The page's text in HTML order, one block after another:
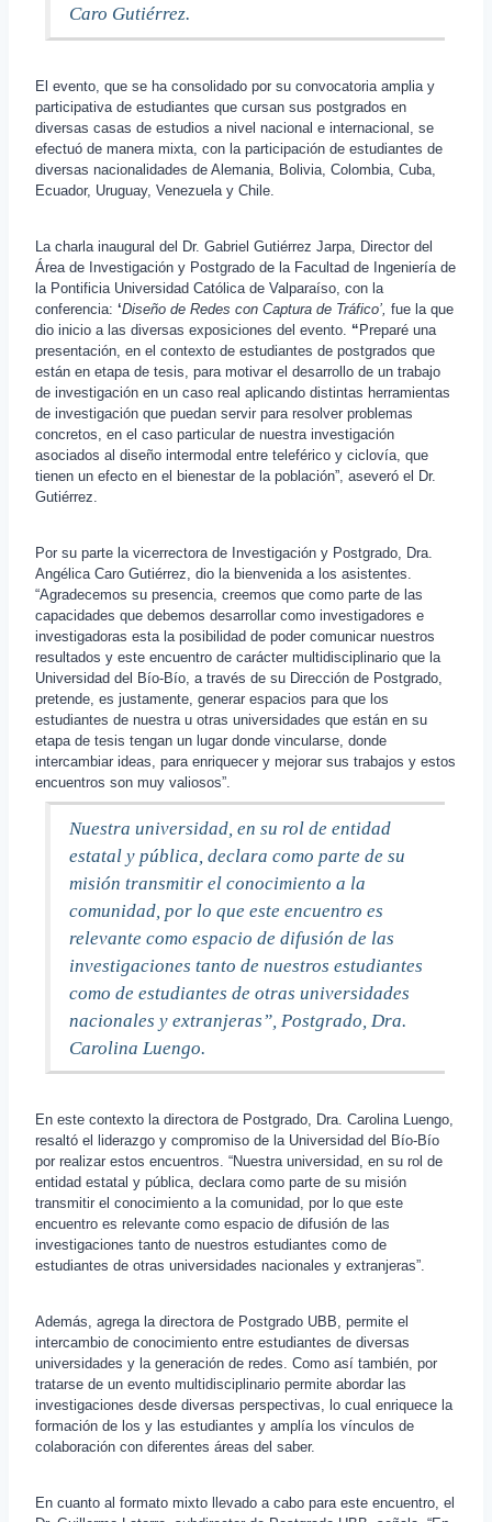
Caro Gutiérrez.
El evento, que se ha consolidado por su convocatoria amplia y
participativa de estudiantes que cursan sus postgrados en
diversas casas de estudios a nivel nacional e internacional, se
efectuó de manera mixta, con la participación de estudiantes de
diversas nacionalidades de Alemania, Bolivia, Colombia, Cuba,
Ecuador, Uruguay, Venezuela y Chile.
La charla inaugural del Dr. Gabriel Gutiérrez Jarpa, Director del
Área de Investigación y Postgrado de la Facultad de Ingeniería de
la Pontificia Universidad Católica de Valparaíso, con la
conferencia: ‘Diseño de Redes con Captura de Tráfico’, fue la que
dio inicio a las diversas exposiciones del evento. “ Preparé una
presentación, en el contexto de estudiantes de postgrados que
están en etapa de tesis, para motivar el desarrollo de un trabajo
de investigación en un caso real aplicando distintas herramientas
de investigación que puedan servir para resolver problemas
concretos, en el caso particular de nuestra investigación
asociados al diseño intermodal entre teleférico y ciclovía, que
tienen un efecto en el bienestar de la población”, aseveró el Dr.
Gutiérrez.
Por su parte la vicerrectora de Investigación y Postgrado, Dra.
Angélica Caro Gutiérrez, dio la bienvenida a los asistentes.
“Agradecemos su presencia, creemos que como parte de las
capacidades que debemos desarrollar como investigadores e
investigadoras esta la posibilidad de poder comunicar nuestros
resultados y este encuentro de carácter multidisciplinario que la
Universidad del Bío-Bío, a través de su Dirección de Postgrado,
pretende, es justamente, generar espacios para que los
estudiantes de nuestra u otras universidades que están en su
etapa de tesis tengan un lugar donde vincularse, donde
intercambiar ideas, para enriquecer y mejorar sus trabajos y estos
encuentros son muy valiosos”.
Nuestra universidad, en su rol de entidad
estatal y pública, declara como parte de su
misión transmitir el conocimiento a la
comunidad, por lo que este encuentro es
relevante como espacio de difusión de las
investigaciones tanto de nuestros estudiantes
como de estudiantes de otras universidades
nacionales y extranjeras”, Postgrado, Dra.
Carolina Luengo.
En este contexto la directora de Postgrado, Dra. Carolina Luengo,
resaltó el liderazgo y compromiso de la Universidad del Bío-Bío
por realizar estos encuentros. “Nuestra universidad, en su rol de
entidad estatal y pública, declara como parte de su misión
transmitir el conocimiento a la comunidad, por lo que este
encuentro es relevante como espacio de difusión de las
investigaciones tanto de nuestros estudiantes como de
estudiantes de otras universidades nacionales y extranjeras”.
Además, agrega la directora de Postgrado UBB, permite el
intercambio de conocimiento entre estudiantes de diversas
universidades y la generación de redes. Como así también, por
tratarse de un evento multidisciplinario permite abordar las
investigaciones desde diversas perspectivas, lo cual enriquece la
formación de los y las estudiantes y amplía los vínculos de
colaboración con diferentes áreas del saber.
En cuanto al formato mixto llevado a cabo para este encuentro, el